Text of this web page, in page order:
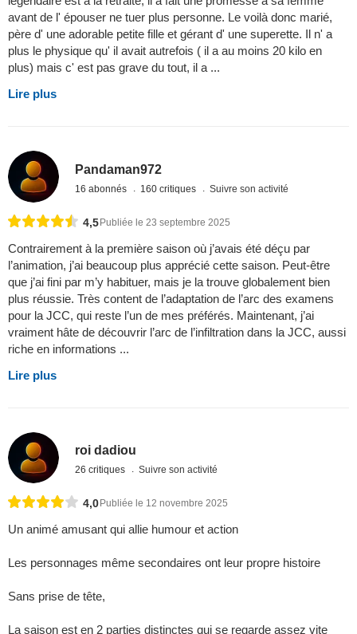
avant de l' épouser ne tuer plus personne. Le voilà donc marié,
père d' une adorable petite fille et gérant d' une superette. Il n' a
plus le physique qu' il avait autrefois ( il a au moins 20 kilo en
plus) mais c' est pas grave du tout, il a ...
Lire plus
Pandaman972
16 abonnés 160 critiques Suivre son activité
4,5Publiée le 23 septembre 2025
Contrairement à la première saison où j’avais été déçu par
l’animation, j’ai beaucoup plus apprécié cette saison. Peut-être
que j’ai fini par m’y habituer, mais je la trouve globalement bien
plus réussie. Très content de l’adaptation de l’arc des examens
pour la JCC, qui reste l’un de mes préférés. Maintenant, j’ai
vraiment hâte de découvrir l’arc de l’infiltration dans la JCC, aussi
riche en informations ...
Lire plus
roi dadiou
26 critiques Suivre son activité
4,0Publiée le 12 novembre 2025
Un animé amusant qui allie humour et action
Les personnages même secondaires ont leur propre histoire
Sans prise de tête,
La saison est en 2 parties distinctes qui se regarde assez vite